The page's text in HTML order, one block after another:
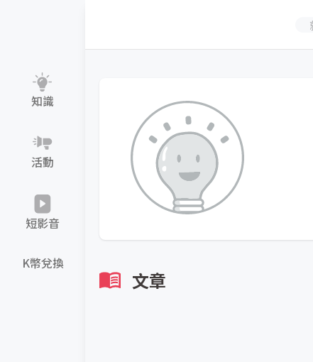
知識
活動
短影音
K幣兌換
文章